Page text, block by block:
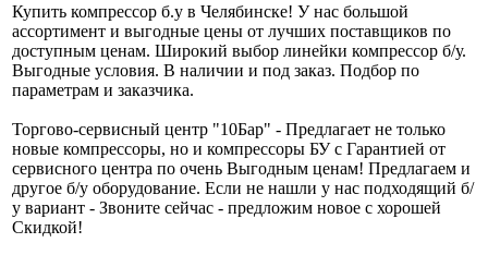
Купить компрессор б.у в Челябинске! У нас большой
ассортимент и выгодные цены от лучших поставщиков по
доступным ценам. Широкий выбор линейки компрессор б/у.
Выгодные условия. В наличии и под заказ. Подбор по
параметрам и заказчика.
Торгово-сервисный центр "10Бар" - Предлагает не только
новые компрессоры, но и компрессоры БУ с Гарантией от
сервисного центра по очень Выгодным ценам! Предлагаем и
другое б/у оборудование. Если не нашли у нас подходящий б/
у вариант - Звоните сейчас - предложим новое с хорошей
Скидкой!